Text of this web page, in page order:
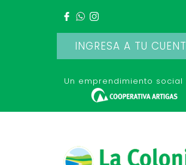
INGRESA A TU
Un emprendimiento social